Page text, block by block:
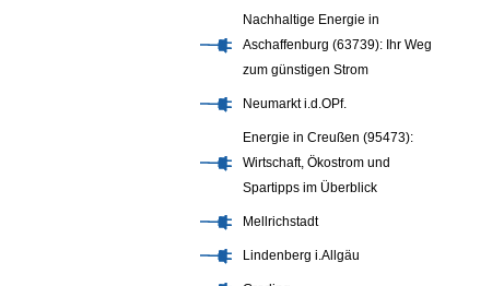
Nachhaltige Energie in
Aschaffenburg (63739): Ihr Weg
zum günstigen Strom
Neumarkt i.d.OPf.
Energie in Creußen (95473):
Wirtschaft, Ökostrom und
Spartipps im Überblick
Mellrichstadt
Lindenberg i.Allgäu